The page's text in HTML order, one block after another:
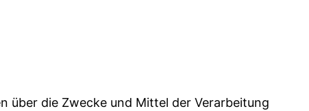
über die Zwecke und Mittel der Verarbeitung